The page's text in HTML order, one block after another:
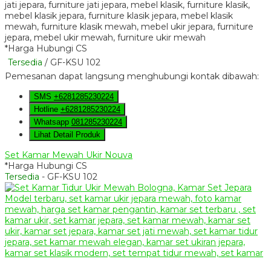
*Harga Hubungi CS
Tersedia / GF-KSU 102
Pemesanan dapat langsung menghubungi kontak dibawah:
SMS +6281285230224
Hotline +6281285230224
Whatsapp 081285230224
Lihat Detail Produk
Set Kamar Mewah Ukir Nouva
*Harga Hubungi CS
Tersedia - GF-KSU 102